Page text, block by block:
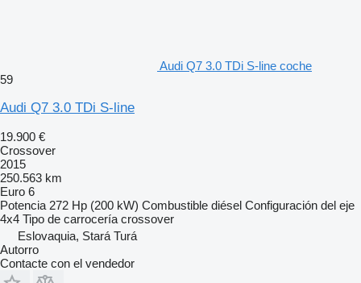
Audi Q7 3.0 TDi S-line coche
59
Audi Q7 3.0 TDi S-line
19.900 €
Crossover
2015
250.563 km
Euro 6
Potencia 272 Hp (200 kW) Combustible diésel Configuración del eje
4x4 Tipo de carrocería crossover
Eslovaquia, Stará Turá
Autorro
Contacte con el vendedor